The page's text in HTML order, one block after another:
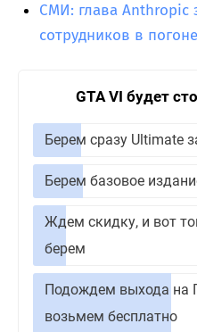
СМИ: глава Anthropic
сотрудников в
GTA VI будет
Берем сразу Ultimate
Берем базовое
Ждем скидку, и вот
берем
Подождем выхода на
возьмем бесплатно